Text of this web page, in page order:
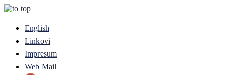
English
Linkovi
Impresum
Web Mail